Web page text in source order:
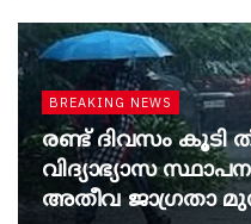
BREAKING NEWS
രണ്ട് ദിവസം കൂടി
വിദ്യാഭ്യാസ
അതീവ ജാ​ഗ്രതാ